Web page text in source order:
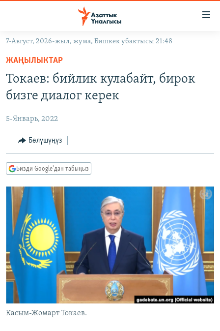
Навигацияга
өтүңүз
Издөөгө
салыңыз
КЫРГЫЗСТАН
ЭКОНОМИКА
МАДАНИЯТ
ДҮЙНӨ
БОРБОР АЗИЯ
АТАЙЫН ИЛИКТӨӨ
ТВ ПРОГРАММАЛАР
ЭКСПЕРТТЕР ТАЛДАЙТ
БИЗ ЖАНА ДҮЙНӨ
ДАНИСТЕ
ЭЖЕ-СИҢДИЛЕР
АЗАТТЫК+
ЫҢГАЙСЫЗ СУРООЛОР
ӨЗГӨЧӨ ПИКИР
Русский
ОНЛАЙН ШЕРИНЕ
ЭЕ/АРнун бардык сайттары
7-Август, 2026-жыл, жума, Бишкек убактысы 21:48
ЖАҢЫЛЫКТАР
Токаев: бийлик кулабайт, бирок
бизге диалог керек
5-Январь, 2022
Бөлүшүңүз
Бизди Google'дан табыңыз
Касым-Жомарт Токаев.